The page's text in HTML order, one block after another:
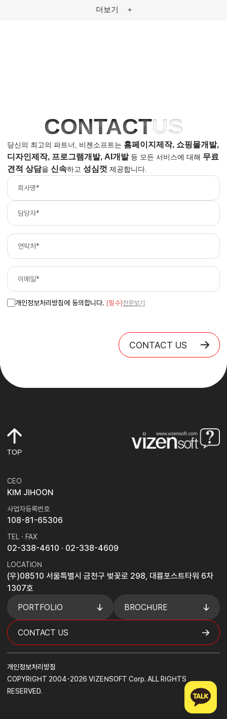
더보기 +
CONTACTUS
당신의 최고의 파트너, 비젠소프트는 홈페이지제작, 쇼핑몰개발,
디자인제작, 프로그램개발, AI개발등 모든 서비스에 대해 무료
견적 상담을 신속하고 성심껏 제공합니다.
개인정보처리방침에 동의합니다. (필수)전문보기
CONTACT US
TOP
CEO
KIM JIHOON
사업자등록번호
108-81-65306
TEL · FAX
02-338-4610 · 02-338-4609
LOCATION
(우)08510 서울특별시 금천구 벚꽃로 298, 대륭포스트타워 6차
1307호
PORTFOLIO
BROCHURE
CONTACT US
개인정보처리방침
COPYRIGHT 2004-2026 VIZENSOFT Corp. ALL RIGHTS
RESERVED.